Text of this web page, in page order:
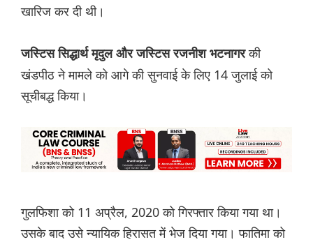
खारिज कर दी थी।
जस्टिस सिद्धार्थ मृदुल और जस्टिस रजनीश भटनागरकी
खंडपीठ ने मामले को आगे की सुनवाई के लिए 14 जुलाई को
सूचीबद्ध किया।
गुलफिशा को 11 अप्रैल, 2020 को गिरफ्तार किया गया था।
उसके बाद उसे न्यायिक हिरासत में भेज दिया गया। फातिमा को